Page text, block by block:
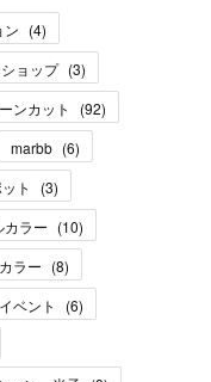
ン (4)
ョップ (3)
ンカット (92)
marbb (6)
ト (3)
カラー (10)
ラー (8)
イベント (6)